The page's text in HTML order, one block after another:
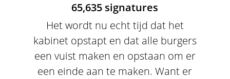
65,635 signatures
Het wordt nu echt tijd dat het
kabinet opstapt en dat alle burgers
een vuist maken en opstaan om er
een einde aan te maken. Want er